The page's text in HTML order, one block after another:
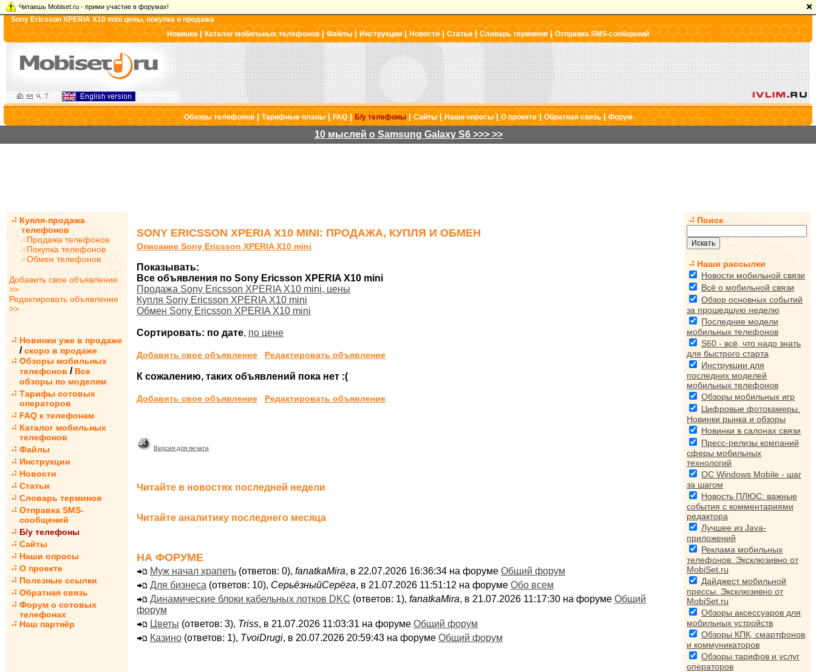
Читаешь Mobiset.ru - прими участие в форумах!
Sony Ericsson XPERIA X10 mini цены, покупка и продажа
Новинки|Каталог мобильных телефонов|Файлы|Инструкции| Новости|Статьи|Словарь терминов|Отправка SMS-сообщений
Обзоры телефонов|Тарифные планы|FAQ|Б/у телефоны| Сайты|Наши опросы|О проекте|Обратная связь|Форум
10 мыслей о Samsung Galaxy S6 >>> >>
Купля-продажа
телефонов
Продажа телефонов
Покупка телефонов
Обмен телефонов
Добавить свое объявление
>>
Редактировать объявление
>>
Новинки уже в продаже
/ скоро в продаже
Обзоры мобильных
телефонов / Все
обзоры по моделям
Тарифы сотовых
операторов
FAQ к телефонам
Каталог мобильных
телефонов
Файлы
Инструкции
Новости
Статьи
Словарь терминов
Отправка SMS-
сообщений
Б/у телефоны
Сайты
Наши опросы
О проекте
Полезные ссылки
Обратная связь
Форум о сотовых
телефонах
Наш партнёр
SONY ERICSSON XPERIA X10 MINI: ПРОДАЖА, КУПЛЯ И ОБМЕН
Описание Sony Ericsson XPERIA X10 mini
Показывать:
Все объявления по Sony Ericsson XPERIA X10 mini
Продажа Sony Ericsson XPERIA X10 mini, цены
Купля Sony Ericsson XPERIA X10 mini
Обмен Sony Ericsson XPERIA X10 mini
Сортировать: по дате, по цене
Добавить свое объявление Редактировать объявление
К сожалению, таких объявлений пока нет :(
Добавить свое объявление Редактировать объявление
Версия для печати
Читайте в новостях последней недели
Читайте аналитику последнего месяца
НА ФОРУМЕ
Муж начал храпеть (ответов: 0), fanatkaMira, в 22.07.2026 16:36:34 на форуме Общий форум
Для бизнеса (ответов: 10), СерьёзныйСерёга, в 21.07.2026 11:51:12 на форуме Обо всем
Динамические блоки кабельных лотков DKC (ответов: 1), fanatkaMira, в 21.07.2026 11:17:30 на форуме Общий
форум
Цветы (ответов: 3), Triss, в 21.07.2026 11:03:31 на форуме Общий форум
Казино (ответов: 1), TvoiDrugi, в 20.07.2026 20:59:43 на форуме Общий форум
Поиск
Наши рассылки
Новости мобильной связи
Всё о мобильной связи
Обзор основных событий
за прошедшую неделю
Последние модели
мобильных телефонов
S60 - всё, что надо знать
для быстрого старта
Инструкции для
последних моделей
мобильных телефонов
Обзоры мобильных игр
Цифровые фотокамеры.
Новинки рынка и обзоры
Новинки в салонах связи
Пресс-релизы компаний
сферы мобильных
технологий
ОС Windows Mobile - шаг
за шагом
Новость ПЛЮС: важные
события с комментариями
редактора
Лучшее из Java-
приложений
Реклама мобильных
телефонов. Эксклюзивно от
MobiSet.ru
Дайджест мобильной
прессы. Эксклюзивно от
MobiSet.ru
Обзоры аксессуаров для
мобильных устройств
Обзоры КПК, смартфонов
и коммуникаторов
Обзоры тарифов и услуг
операторов